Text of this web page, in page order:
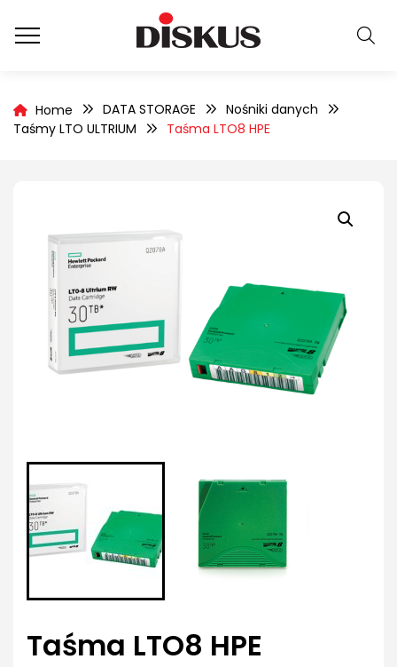
Home DATA STORAGE
Nośniki danych
Taśmy LTO ULTRIUM
Taśma LTO8 HPE
Taśma LTO8 HPE